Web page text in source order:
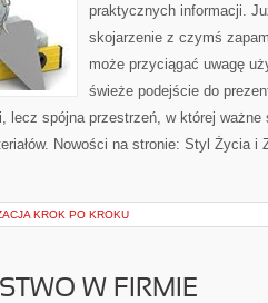
praktycznych informacji.
skojarzenie z czymś
może przyciągać uwagę
świeże podejście do
lecz spójna przestrzeń, w której
Nowości na stronie: Styl Życia i
KROK PO KROKU
W FIRMIE